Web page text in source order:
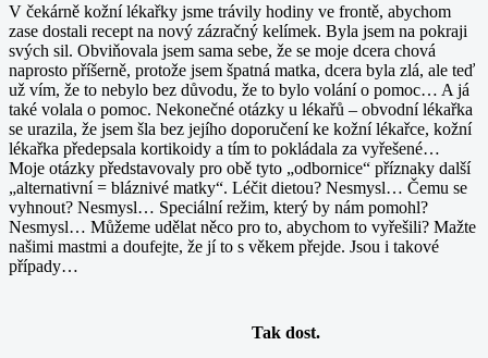
V čekárně kožní lékařky jsme trávily hodiny ve frontě, abychom
zase dostali recept na nový zázračný kelímek. Byla jsem na pokraji
svých sil. Obviňovala jsem sama sebe, že se moje dcera chová
naprosto příšerně, protože jsem špatná matka, dcera byla zlá, ale teď
už vím, že to nebylo bez důvodu, že to bylo volání o pomoc… A já
také volala o pomoc. Nekonečné otázky u lékařů – obvodní lékařka
se urazila, že jsem šla bez jejího doporučení ke kožní lékařce, kožní
lékařka předepsala kortikoidy a tím to pokládala za vyřešené…
Moje otázky představovaly pro obě tyto „odbornice“ příznaky další
„alternativní = bláznivé matky“. Léčit dietou? Nesmysl… Čemu se
vyhnout? Nesmysl… Speciální režim, který by nám pomohl?
Nesmysl… Můžeme udělat něco pro to, abychom to vyřešili? Mažte
našimi mastmi a doufejte, že jí to s věkem přejde. Jsou i takové
případy…
Tak dost.